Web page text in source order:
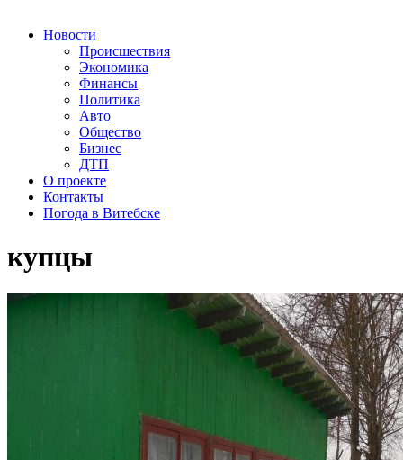
Новости
Происшествия
Экономика
Финансы
Политика
Авто
Общество
Бизнес
ДТП
О проекте
Контакты
Погода в Витебске
купцы